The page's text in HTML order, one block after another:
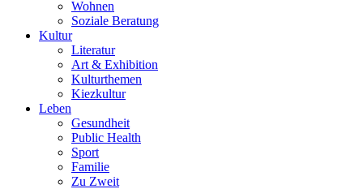
Wohnen
Soziale Beratung
Kultur
Literatur
Art & Exhibition
Kulturthemen
Kiezkultur
Leben
Gesundheit
Public Health
Sport
Familie
Zu Zweit